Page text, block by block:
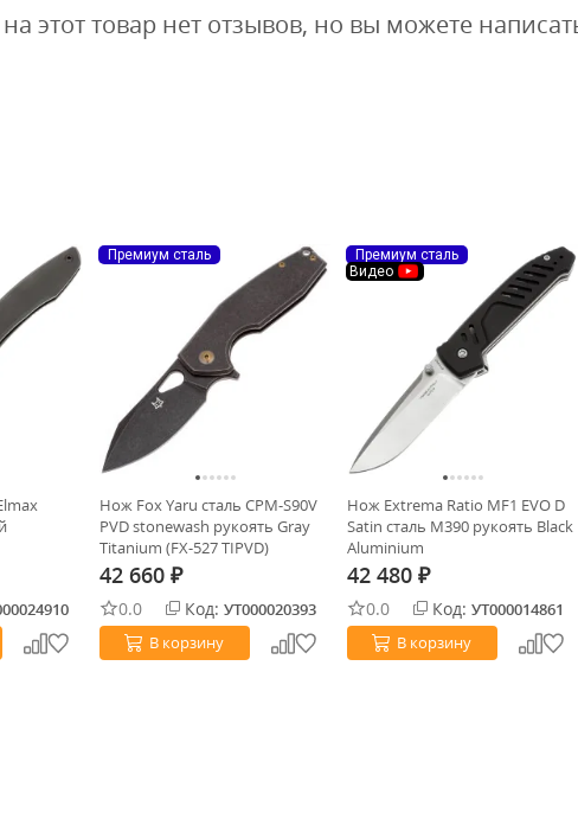
этот товар нет отзывов, но вы можете
Премиум сталь
Нож Fox Yaru сталь CPM-S90V
PVD stonewash рукоять Gray
Titanium (FX-527 TIPVD)
42 660 ₽
0.0 Код: УТ000020393
В корзину
Премиум сталь
Видео
Нож Extrema Ratio MF1 EVO D
Satin сталь M390 рукоять Black
Aluminium
42 480 ₽
0.0 Код: УТ000014861
В корзину